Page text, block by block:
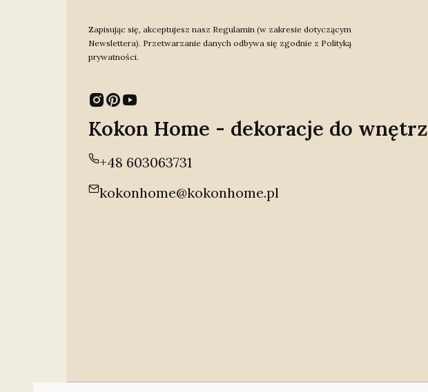
Zapisując się, akceptujesz nasz Regulamin (w zakresie dotyczącym
Newslettera). Przetwarzanie danych odbywa się zgodnie z Polityką
prywatności.
Kokon Home - dekoracje do wnętrz
+48 603063731
kokonhome@kokonhome.pl